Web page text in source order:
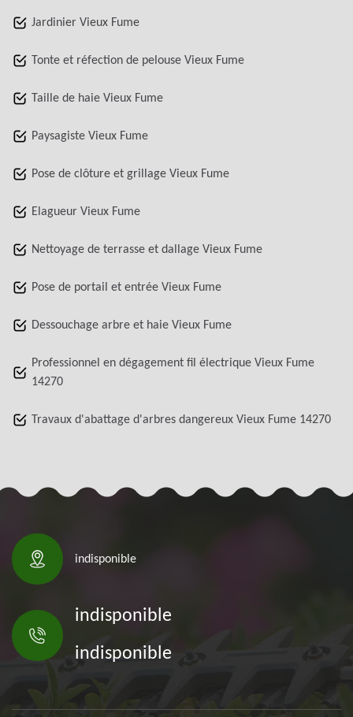
Jardinier Vieux Fume
Tonte et réfection de pelouse Vieux Fume
Taille de haie Vieux Fume
Paysagiste Vieux Fume
Pose de clôture et grillage Vieux Fume
Elagueur Vieux Fume
Nettoyage de terrasse et dallage Vieux Fume
Pose de portail et entrée Vieux Fume
Dessouchage arbre et haie Vieux Fume
Professionnel en dégagement fil électrique Vieux Fume
14270
Travaux d'abattage d'arbres dangereux Vieux Fume 14270
indisponible
indisponible
indisponible